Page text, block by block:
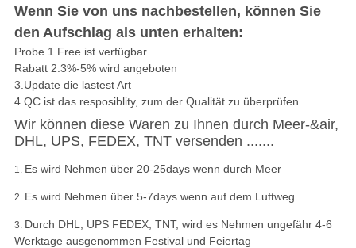
Wenn Sie von uns nachbestellen, können Sie
den Aufschlag als unten erhalten:
Probe 1.Free ist verfügbar
Rabatt 2.3%-5% wird angeboten
3.Update die lastest Art
4.QC ist das resposiblity, zum der Qualität zu überprüfen
Wir können diese Waren zu Ihnen durch Meer-&air,
DHL, UPS, FEDEX, TNT versenden .......
1. Es wird Nehmen über 20-25days wenn durch Meer
2. Es wird Nehmen über 5-7days wenn auf dem Luftweg
3. Durch DHL, UPS FEDEX, TNT, wird es Nehmen ungefähr 4-6
Werktage ausgenommen Festival und Feiertag